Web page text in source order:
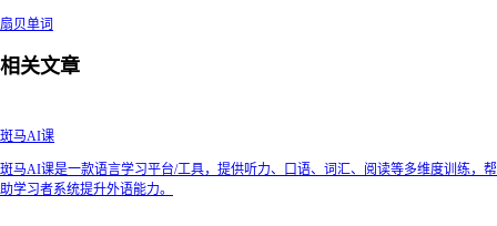
扇贝单词
相关文章
斑马AI课
斑马AI课是一款语言学习平台/工具，提供听力、口语、词汇、阅读等多维度训练，帮
助学习者系统提升外语能力。